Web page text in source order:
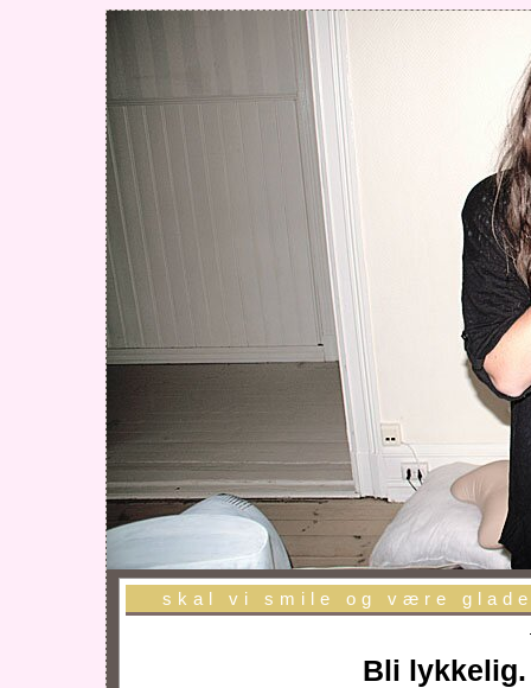
skal vi smile og være
Bli lykkelig.